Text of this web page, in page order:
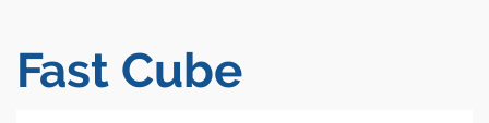
Fast Cube